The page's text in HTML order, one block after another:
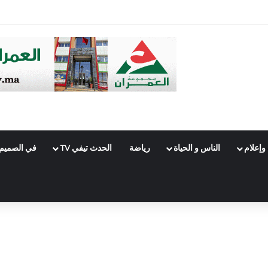
كوش العريق يواجه خطر الاندثار
الناس و الحياة رياضة الحدث تيفي TV في الصميم